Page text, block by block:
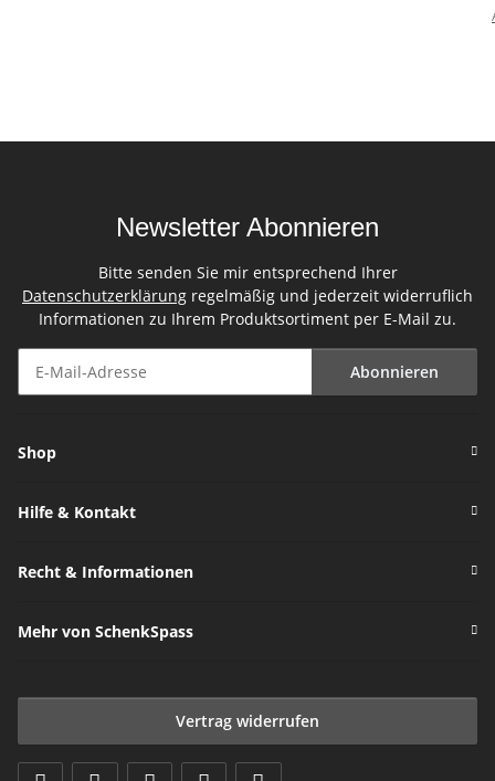
Newsletter Abonnieren
Bitte senden Sie mir entsprechend Ihrer
Datenschutzerklärung regelmäßig und jederzeit widerruflich
Informationen zu Ihrem Produktsortiment per E-Mail zu.
Abonnieren
Shop
Hilfe & Kontakt
Recht & Informationen
Mehr von SchenkSpass
Vertrag widerrufen